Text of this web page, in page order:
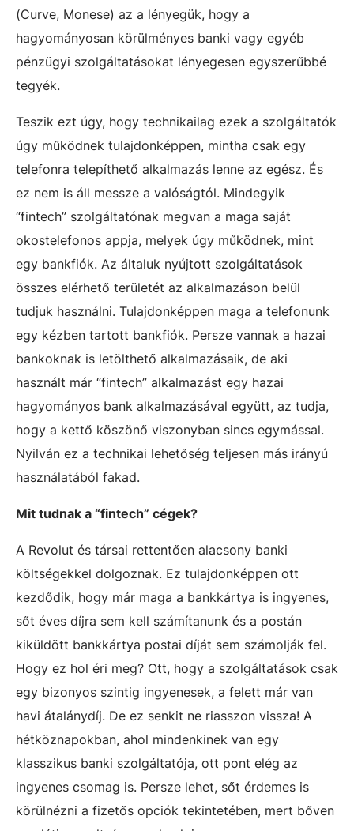
(Curve, Monese) az a lényegük, hogy a
hagyományosan körülményes banki vagy egyéb
pénzügyi szolgáltatásokat lényegesen egyszerűbbé
tegyék.
Teszik ezt úgy, hogy technikailag ezek a szolgáltatók
úgy működnek tulajdonképpen, mintha csak egy
telefonra telepíthető alkalmazás lenne az egész. És
ez nem is áll messze a valóságtól. Mindegyik
“fintech” szolgáltatónak megvan a maga saját
okostelefonos appja, melyek úgy működnek, mint
egy bankfiók. Az általuk nyújtott szolgáltatások
összes elérhető területét az alkalmazáson belül
tudjuk használni. Tulajdonképpen maga a telefonunk
egy kézben tartott bankfiók. Persze vannak a hazai
bankoknak is letölthető alkalmazásaik, de aki
használt már “fintech” alkalmazást egy hazai
hagyományos bank alkalmazásával együtt, az tudja,
hogy a kettő köszönő viszonyban sincs egymással.
Nyilván ez a technikai lehetőség teljesen más irányú
használatából fakad.
Mit tudnak a “fintech” cégek?
A Revolut és társai rettentően alacsony banki
költségekkel dolgoznak. Ez tulajdonképpen ott
kezdődik, hogy már maga a bankkártya is ingyenes,
sőt éves díjra sem kell számítanunk és a postán
kiküldött bankkártya postai díját sem számolják fel.
Hogy ez hol éri meg? Ott, hogy a szolgáltatások csak
egy bizonyos szintig ingyenesek, a felett már van
havi átalánydíj. De ez senkit ne riasszon vissza! A
hétköznapokban, ahol mindenkinek van egy
klasszikus banki szolgáltatója, ott pont elég az
ingyenes csomag is. Persze lehet, sőt érdemes is
körülnézni a fizetős opciók tekintetében, mert bőven